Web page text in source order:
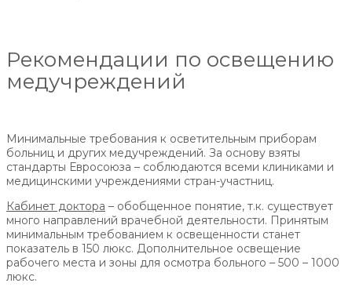
Рекомендации по освещению
медучреждений
Минимальные требования к осветительным приборам
больниц и других медучреждений. За основу взяты
стандарты Евросоюза – соблюдаются всеми клиниками и
медицинскими учреждениями стран-участниц.
Кабинет доктора – обобщенное понятие, т.к. существует
много направлений врачебной деятельности. Принятым
минимальным требованием к освещенности станет
показатель в 150 люкс. Дополнительное освещение
рабочего места и зоны для осмотра больного – 500 – 1000
люкс.